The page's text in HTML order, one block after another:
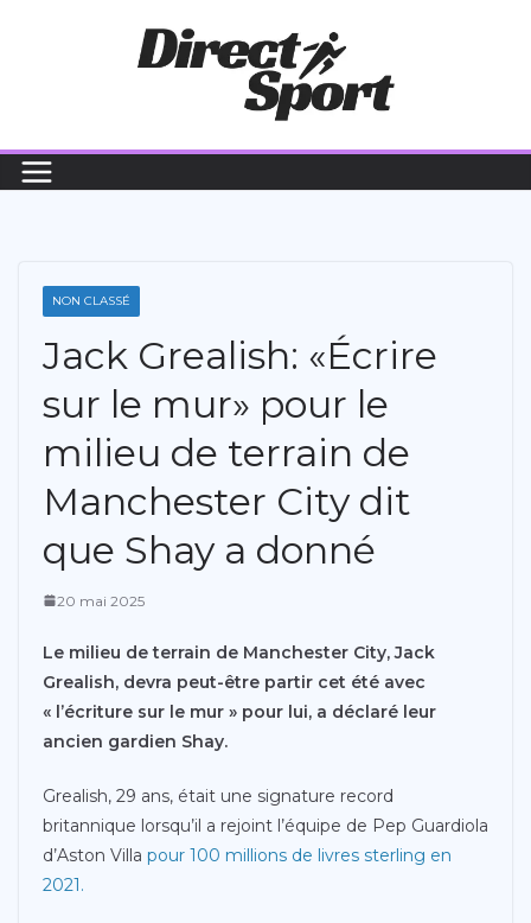
NON CLASSÉ
Jack Grealish: «Écrire
sur le mur» pour le
milieu de terrain de
Manchester City dit
que Shay a donné
20 mai 2025
Le milieu de terrain de Manchester City, Jack
Grealish, devra peut-être partir cet été avec
« l’écriture sur le mur » pour lui, a déclaré leur
ancien gardien Shay.
Grealish, 29 ans, était une signature record
britannique lorsqu’il a rejoint l’équipe de Pep Guardiola
d’Aston Villa pour 100 millions de livres sterling en
2021.